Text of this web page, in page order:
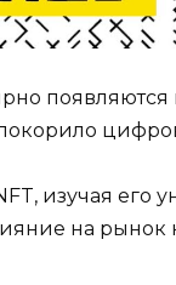
изучая его
на рынок